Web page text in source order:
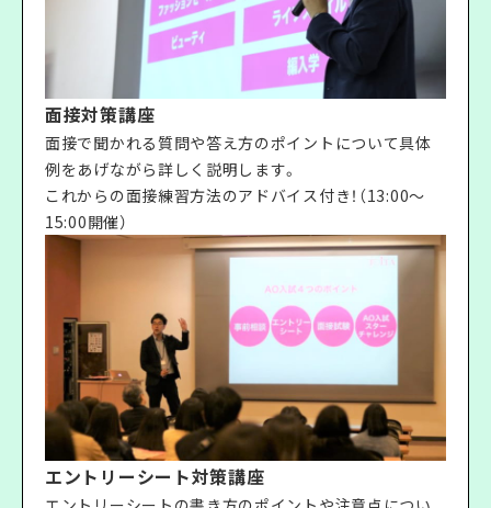
面接対策講座
面接で聞かれる質問や答え方のポイントについて具体
例をあげながら詳しく説明します。
これからの面接練習方法のアドバイス付き！（13:00〜
15:00開催）
エントリーシート対策講座